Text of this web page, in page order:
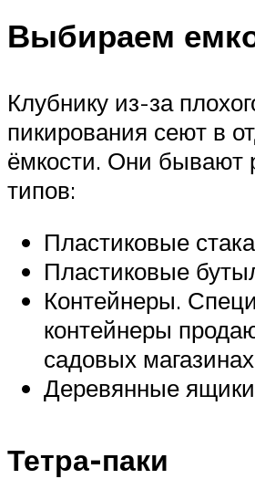
Выбираем
Клубнику из-за
пикирования сеют в
ёмкости. Они бывают
типов:
Пластиковые
Пластиковые
Контейнеры.
контейнеры
садовых
Деревянные
Тетра-паки